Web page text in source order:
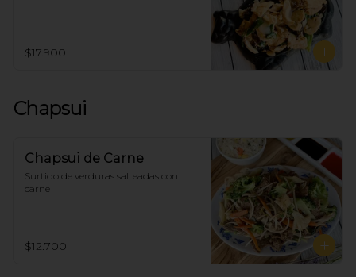
$17.900
Chapsui
Chapsui de Carne
Surtido de verduras salteadas con
carne
$12.700